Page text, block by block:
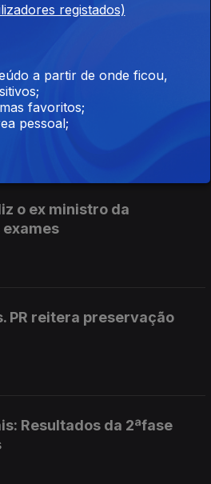
públicas
o ex ministro da
PR reitera preservação
Resultados da 2ªfase
registados)
a partir de onde ficou,
favoritos;
pessoal;